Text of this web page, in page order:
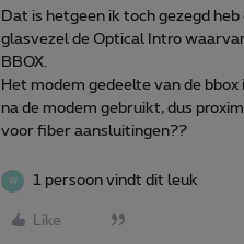
Dat is hetgeen ik toch gezegd
glasvezel de Optical Intro
BBOX.
Het modem gedeelte van de
na de modem gebruikt, dus
voor fiber aansluitingen??
W 1 persoon vindt dit leuk
Like